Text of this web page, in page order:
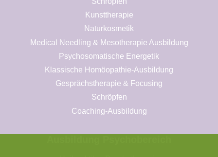
Kunsttherapie
Naturkosmetik
Medical Needling & Mesotherapie Ausbildung
Psychosomatische Energetik
Klassische Homöopathie-Ausbildung
Gesprächstherapie & Focusing
Schröpfen
Coaching-Ausbildung